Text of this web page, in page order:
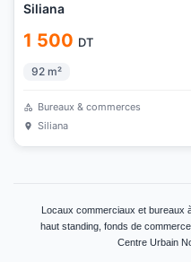
Siliana
1 500 DT
92 m²
Bureaux & commerces
Siliana
Locaux commerciaux et bureaux
haut standing, fonds de
Centre Urbain